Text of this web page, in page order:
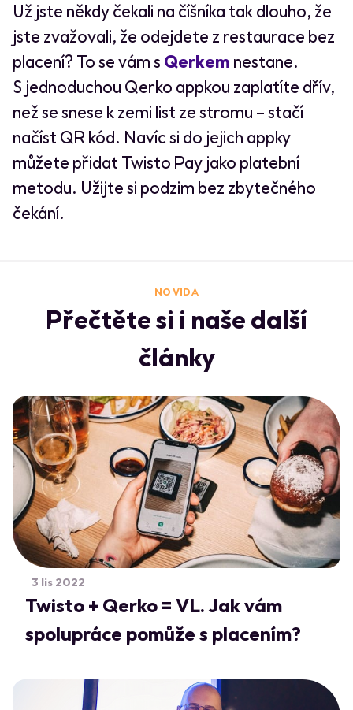
Už jste někdy čekali na číšníka tak dlouho, že
jste zvažovali, že odejdete z restaurace bez
placení? To se vám s Qerkem nestane.
S jednoduchou Qerko appkou zaplatíte dřív,
než se snese k zemi list ze stromu – stačí
načíst QR kód. Navíc si do jejich appky
můžete přidat Twisto Pay jako platební
metodu. Užijte si podzim bez zbytečného
čekání.
NO VIDA
Přečtěte si i naše další
články
3 lis 2022
Twisto + Qerko = VL. Jak vám
spolupráce pomůže s placením?